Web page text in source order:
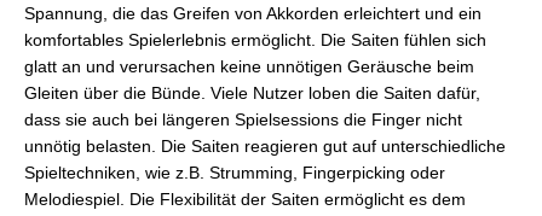
Spannung, die das Greifen von Akkorden erleichtert und ein
komfortables Spielerlebnis ermöglicht. Die Saiten fühlen sich
glatt an und verursachen keine unnötigen Geräusche beim
Gleiten über die Bünde. Viele Nutzer loben die Saiten dafür,
dass sie auch bei längeren Spielsessions die Finger nicht
unnötig belasten. Die Saiten reagieren gut auf unterschiedliche
Spieltechniken, wie z.B. Strumming, Fingerpicking oder
Melodiespiel. Die Flexibilität der Saiten ermöglicht es dem